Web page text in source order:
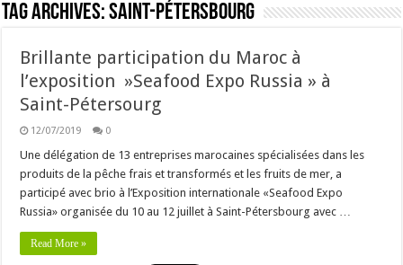
Tag Archives:Saint-Pétersbourg
Brillante participation du Maroc à
l’exposition »Seafood Expo Russia » à
Saint-Pétersourg
12/07/2019 0
Une délégation de 13 entreprises marocaines spécialisées dans les
produits de la pêche frais et transformés et les fruits de mer, a
participé avec brio à l’Exposition internationale «Seafood Expo
Russia» organisée du 10 au 12 juillet à Saint-Pétersbourg avec …
Read More »